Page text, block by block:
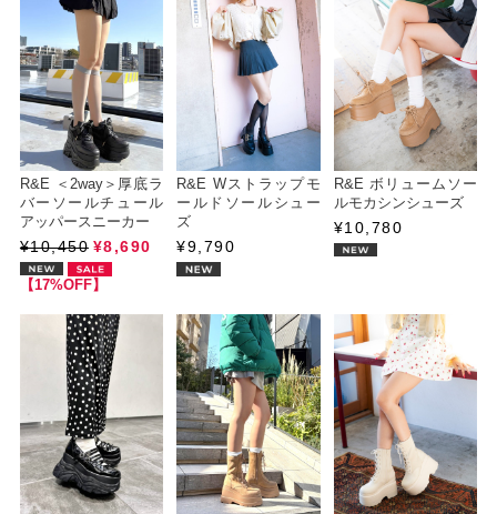
R&E ＜2way＞厚底ラ
バーソールチュール
アッパースニーカー
¥10,450 ¥8,690
【17%OFF】
R&E Wストラップモ
ールドソールシュー
ズ
¥9,790
R&E ボリュームソー
ルモカシンシューズ
¥10,780